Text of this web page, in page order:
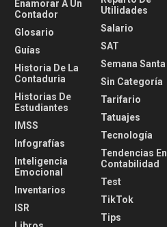
Enamorar A Un
Contador
Glosario
Guías
Historia De La
Contaduria
Historias De
Estudiantes
IMSS
Infografías
Inteligencia
Emocional
Inventarios
ISR
Utilidades
Salario
SAT
Semana Santa
Sin Categoría
Tarifario
Tatuajes
Tecnología
Tendencias En
Contabilidad
Test
TikTok
Tips